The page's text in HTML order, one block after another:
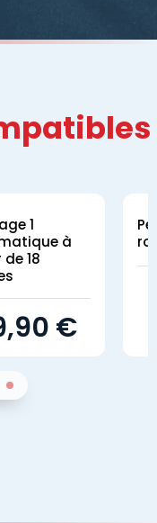
1
à
18
€
46Sur 4